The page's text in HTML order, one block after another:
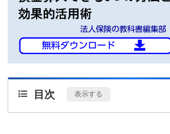
目次 表示する